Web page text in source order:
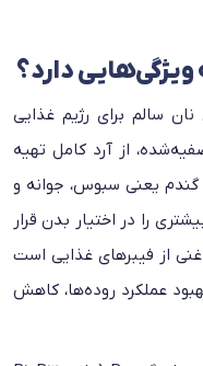
دارد؟
سالم برای رژیم غذایی
از آرد کامل تهیه
یعنی سبوس، جوانه و
را در اختیار بدن قرار
از فیبرهای غذایی است
عملکرد روده‌ها، کاهش